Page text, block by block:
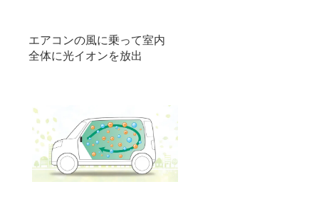
エアコンの風に乗って室内
全体に光イオンを放出